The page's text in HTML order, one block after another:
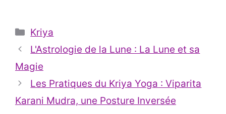
Catégories
Kriya
L'Astrologie de la Lune : La Lune et sa
Magie
Les Pratiques du Kriya Yoga : Viparita
Karani Mudra, une Posture Inversée